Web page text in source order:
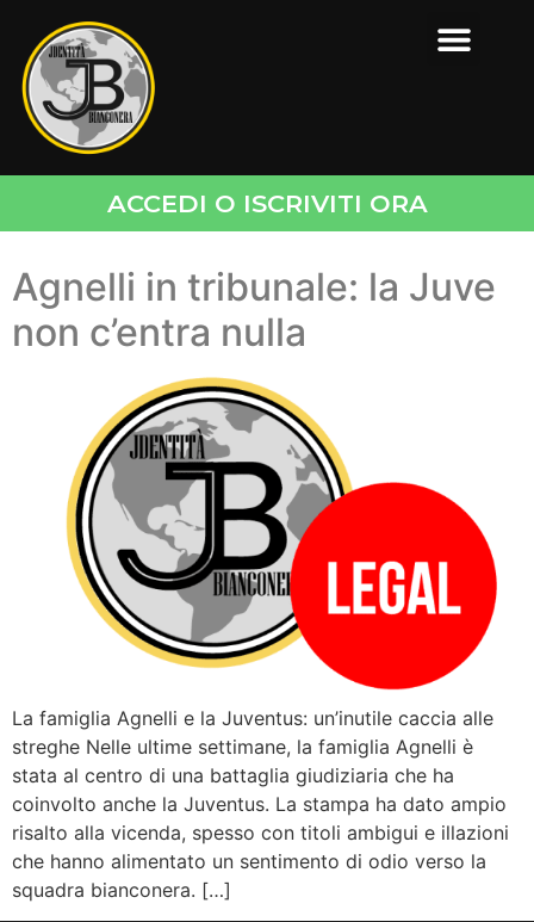
ACCEDI O ISCRIVITI ORA
Agnelli in tribunale: la Juve
non c’entra nulla
La famiglia Agnelli e la Juventus: un’inutile caccia alle
streghe Nelle ultime settimane, la famiglia Agnelli è
stata al centro di una battaglia giudiziaria che ha
coinvolto anche la Juventus. La stampa ha dato ampio
risalto alla vicenda, spesso con titoli ambigui e illazioni
che hanno alimentato un sentimento di odio verso la
squadra bianconera. […]